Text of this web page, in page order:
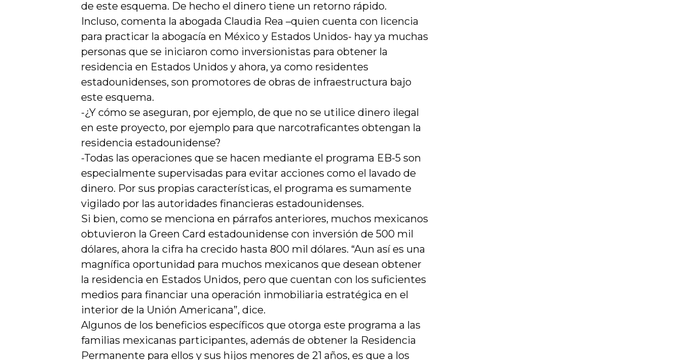
de este esquema. De hecho el dinero tiene un retorno rápido.
Incluso, comenta la abogada Claudia Rea –quien cuenta con licencia
para practicar la abogacía en México y Estados Unidos- hay ya muchas
personas que se iniciaron como inversionistas para obtener la
residencia en Estados Unidos y ahora, ya como residentes
estadounidenses, son promotores de obras de infraestructura bajo
este esquema.
-¿Y cómo se aseguran, por ejemplo, de que no se utilice dinero ilegal
en este proyecto, por ejemplo para que narcotraficantes obtengan la
residencia estadounidense?
-Todas las operaciones que se hacen mediante el programa EB-5 son
especialmente supervisadas para evitar acciones como el lavado de
dinero. Por sus propias características, el programa es sumamente
vigilado por las autoridades financieras estadounidenses.
Si bien, como se menciona en párrafos anteriores, muchos mexicanos
obtuvieron la Green Card estadounidense con inversión de 500 mil
dólares, ahora la cifra ha crecido hasta 800 mil dólares. “Aun así es una
magnífica oportunidad para muchos mexicanos que desean obtener
la residencia en Estados Unidos, pero que cuentan con los suficientes
medios para financiar una operación inmobiliaria estratégica en el
interior de la Unión Americana”, dice.
Algunos de los beneficios específicos que otorga este programa a las
familias mexicanas participantes, además de obtener la Residencia
Permanente para ellos y sus hijos menores de 21 años, es que a los